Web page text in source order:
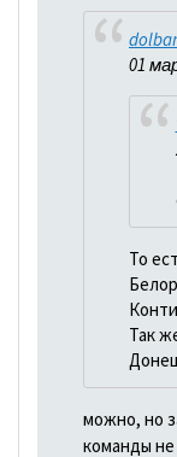
01
То
Так
можно, но
команды